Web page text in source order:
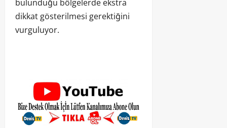
bulunduğu bölgelerde ekstra
dikkat gösterilmesi gerektiğini
vurguluyor.